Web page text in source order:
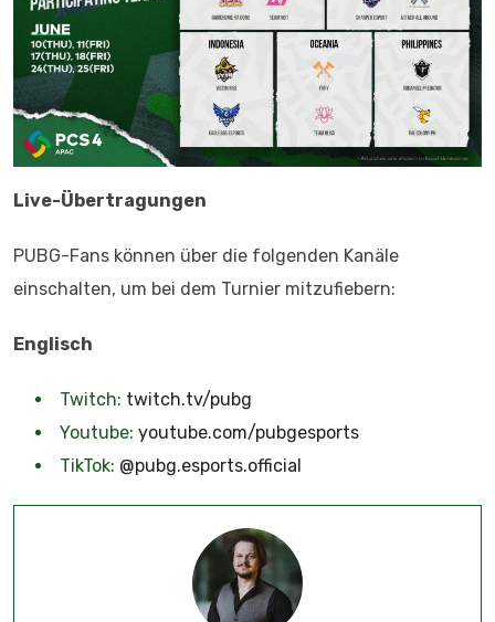
Live-Übertragungen
PUBG-Fans können über die folgenden Kanäle
einschalten, um bei dem Turnier mitzufiebern:
Englisch
Twitch: twitch.tv/pubg
Youtube: youtube.com/pubgesports
TikTok: @pubg.esports.official